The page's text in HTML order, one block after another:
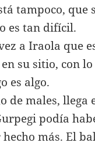
tampoco, que
es tan difícil.
a Iraola que
su sitio, con
es algo.
de males, llega
podía
más. El